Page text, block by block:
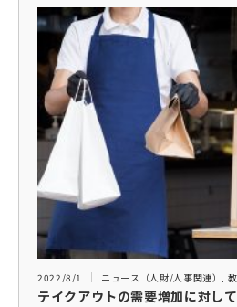
2022/8/1 ニュース（人財/人事関連）
テイクアウトの需要増加に対し